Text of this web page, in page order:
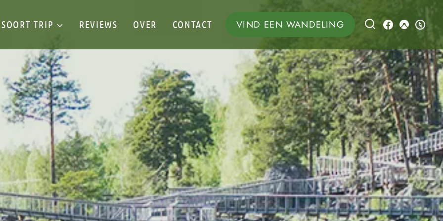
SOORT TRIP REVIEWS OVER CONTACT VIND EEN WANDELING LEARN